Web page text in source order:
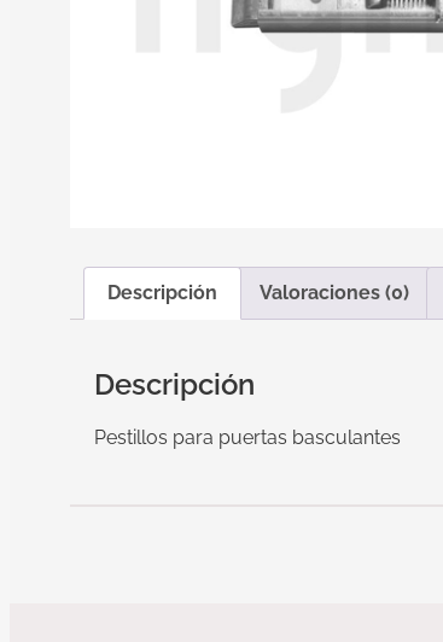
Descripción Valoraciones (0)
Descripción
Pestillos para puertas basculantes